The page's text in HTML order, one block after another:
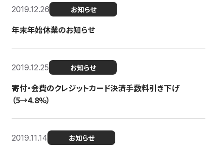
2019.12.26 お知らせ
年末年始休業のお知らせ
2019.12.25 お知らせ
寄付・会費のクレジットカード決済手数料引き下げ
（5→4.8%）
2019.11.14 お知らせ